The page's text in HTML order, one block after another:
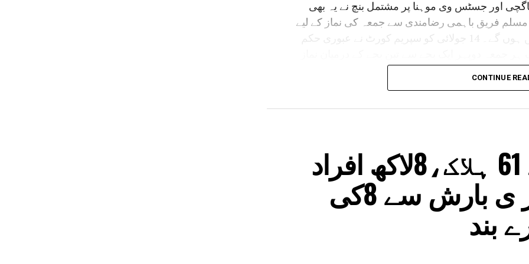
اور جسٹس وی موہنا پر مشتمل بنچ نے یہ بھی
فریق باہمی رضامندی سے جمعہ کی نماز کے لیے
کسی متبادل مقام پر غور کرنے سے محروم نہیں ہوں گے۔ 14 جولائی کو سپریم کورٹ نے عبوری حکم
جگہ فراہم کی جائے۔بعد ازاں حاجی منیر احمد کی
ہوئے الزام لگایا کہ عدالت کے حکم پر عمل
ہو سکے۔
ہائی کورٹ نے اپنے فیصلے میں قرار دیا تھا کہ دھار ضلع میں
دراصل دیوی سرسوتی کا مندر ہے۔ اسی فیصلے
آئی) کے کئی دہائیوں پرانے اس حکم کو بھی
اس مقام پر جمعہ کی نماز ادا کرنے کی اجازت حاصل
CONTINUE
آسام میں سیلاب سے 61 ہلاک،8لاکھ افراد
متاثر،گجرات میں بھار ی بارش سے 8کی
بند